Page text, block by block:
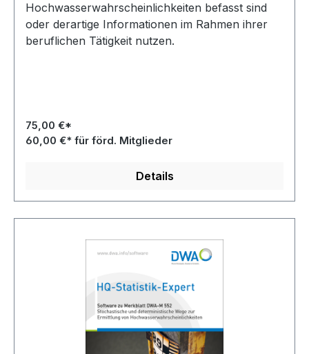
Hochwasserwahrscheinlichkeiten befasst sind
oder derartige Informationen im Rahmen ihrer
beruflichen Tätigkeit nutzen.
75,00 €*
60,00 €* für förd. Mitglieder
Details